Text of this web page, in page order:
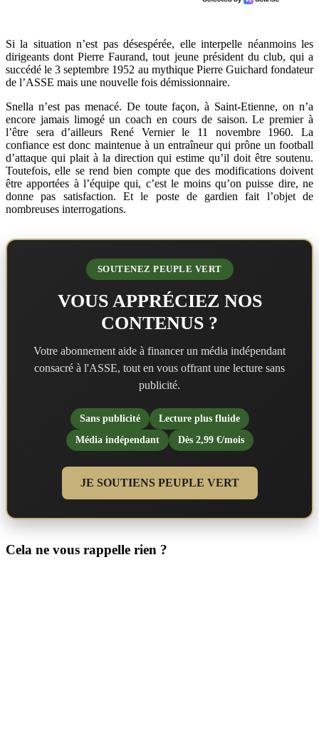
Si la situation n’est pas désespérée, elle interpelle néanmoins les
dirigeants dont Pierre Faurand, tout jeune président du club, qui a
succédé le 3 septembre 1952 au mythique Pierre Guichard fondateur
de l’ASSE mais une nouvelle fois démissionnaire.
Snella n’est pas menacé. De toute façon, à Saint-Etienne, on n’a
encore jamais limogé un coach en cours de saison. Le premier à
l’être sera d’ailleurs René Vernier le 11 novembre 1960. La
confiance est donc maintenue à un entraîneur qui prône un football
d’attaque qui plait à la direction qui estime qu’il doit être soutenu.
Toutefois, elle se rend bien compte que des modifications doivent
être apportées à l’équipe qui, c’est le moins qu’on puisse dire, ne
donne pas satisfaction. Et le poste de gardien fait l’objet de
nombreuses interrogations.
SOUTENEZ PEUPLE VERT
VOUS APPRÉCIEZ NOS
CONTENUS ?
Votre abonnement aide à financer un média indépendant
consacré à l'ASSE, tout en vous offrant une lecture sans
publicité.
Sans publicité
Lecture plus fluide
Média indépendant
Dès 2,99 €/mois
JE SOUTIENS PEUPLE VERT
Cela ne vous rappelle rien ?